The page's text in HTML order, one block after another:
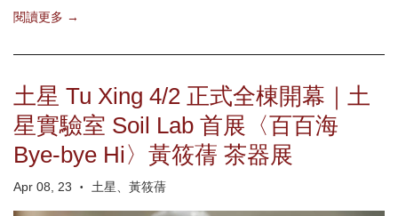
閱讀更多 →
土星 Tu Xing 4/2 正式全棟開幕｜土
星實驗室 Soil Lab 首展〈百百海
Bye-bye Hi〉黃筱蒨 茶器展
Apr 08, 23 • 土星、黃筱蒨